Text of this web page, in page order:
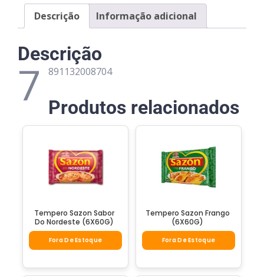
Descrição Informação adicional
Descrição
7 891132008704
Produtos relacionados
Tempero Sazon Sabor
Do Nordeste (6X60G)
Fora De Estoque
Tempero Sazon Frango
(6X60G)
Fora De Estoque